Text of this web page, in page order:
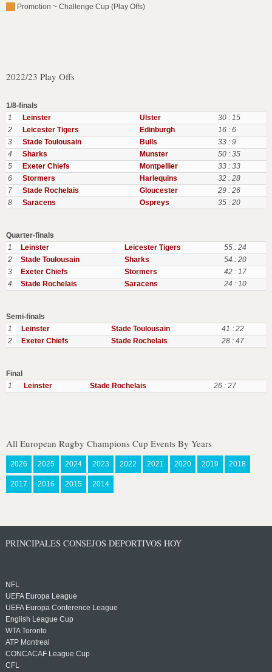
Promotion ~ Challenge Cup (Play Offs)
2022/23 Play Offs
1/8-finals
1
Leinster Ulster
30 : 15
2
Leicester Tigers Edinburgh
16 : 6
3
Stade Toulousain Bulls
33 : 9
4
Sharks Munster
50 : 35
5
Exeter Chiefs Montpellier
33 : 33
6
Stormers Harlequins
32 : 28
7
Stade Rochelais Gloucester
29 : 26
8
Saracens Ospreys 35 : 20
Quarter-finals
1
Leinster Leicester Tigers
55 : 24
2
Stade Toulousain Sharks
54 : 20
3
Exeter Chiefs Stormers
42 : 17
4
Stade Rochelais Saracens 24 : 10
Semi-finals
1
Leinster Stade Toulousain
41 : 22
2
Exeter Chiefs Stade Rochelais 28 : 47
Final
1
Leinster Stade Rochelais 26 : 27
All European Rugby Champions Cup Events By Years
2026 2025 2024 2023 2022 2021 2020 2019 2018
2017 2016 2015 2014
PRINCIPALES CONSEJOS DEPORTIVOS HOY
NFL
UEFA Europa League
UEFA Europa Conference League
English League Cup
WTA Toronto
ATP Montreal
CONCACAF League Cup
CFL